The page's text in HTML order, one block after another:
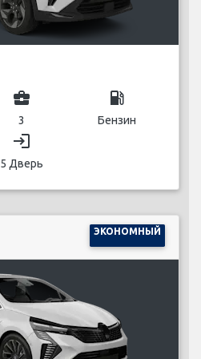
business_center
3
local_gas_station
Бензин
login
5 Дверь
ЭКОНОМНЫЙ